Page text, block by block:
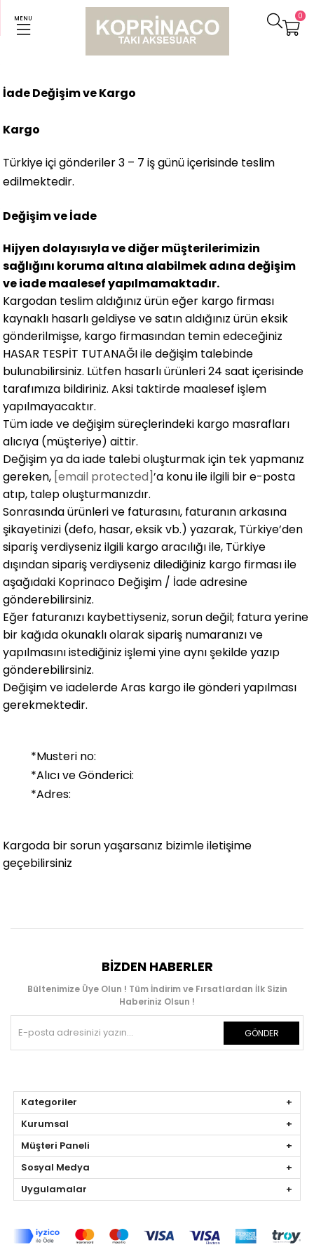
MENU 0
İade Değişim ve Kargo
Kargo
Türkiye içi gönderiler 3 – 7 iş günü içerisinde teslim
edilmektedir.
Değişim ve İade
Hijyen dolayısıyla ve diğer müşterilerimizin
sağlığını koruma altına alabilmek adına değişim
ve iade maalesef yapılmamaktadır.
Kargodan teslim aldığınız ürün eğer kargo firması
kaynaklı hasarlı geldiyse ve satın aldığınız ürün eksik
gönderilmişse, kargo firmasından temin edeceğiniz
HASAR TESPİT TUTANAĞI ile değişim talebinde
bulunabilirsiniz. Lütfen hasarlı ürünleri 24 saat içerisinde
tarafımıza bildiriniz. Aksi taktirde maalesef işlem
yapılmayacaktır.
Tüm iade ve değişim süreçlerindeki kargo masrafları
alıcıya (müşteriye) aittir.
Değişim ya da iade talebi oluşturmak için tek yapmanız
gereken, [email protected]’a konu ile ilgili bir e-posta
atıp, talep oluşturmanızdır.
Sonrasında ürünleri ve faturasını, faturanın arkasına
şikayetinizi (defo, hasar, eksik vb.) yazarak, Türkiye’den
sipariş verdiyseniz ilgili kargo aracılığı ile, Türkiye
dışından sipariş verdiyseniz dilediğiniz kargo firması ile
aşağıdaki Koprinaco Değişim / İade adresine
gönderebilirsiniz.
Eğer faturanızı kaybettiyseniz, sorun değil; fatura yerine
bir kağıda okunaklı olarak sipariş numaranızı ve
yapılmasını istediğiniz işlemi yine aynı şekilde yazıp
gönderebilirsiniz.
Değişim ve iadelerde Aras kargo ile gönderi yapılması
gerekmektedir.
*Musteri no:
*Alıcı ve Gönderici:
*Adres:
Kargoda bir sorun yaşarsanız bizimle iletişime
geçebilirsiniz
BIZDEN HABERLER
Bültenimize Üye Olun ! Tüm İndirim ve Fırsatlardan İlk Sizin
Haberiniz Olsun !
GÖNDER
Kategoriler
Kurumsal
Müşteri Paneli
Sosyal Medya
Uygulamalar